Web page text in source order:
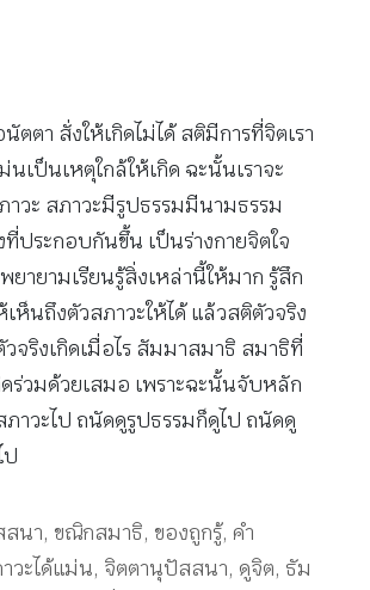
ตตา สั่งให้เกิดไม่ได้ สติมีการที่จิตเรา
นเป็นเหตุใกล้ให้เกิด ฉะนั้นเราจะ
วะ สภาวะมีรูปธรรมมีนามธรรม
ประกอบกันขึ้น เป็นร่างกายจิตใจ
พยายามเรียนรู้สิ่งเหล่านี้ให้มาก รู้สึก
เห็นถึงตัวสภาวะให้ได้ แล้วสติตัวจริง
วจริงเกิดเมื่อไร สัมมาสมาธิ สมาธิที่
ร่วมด้วยเสมอ เพราะฉะนั้นจับหลัก
าวะไป ถนัดดูรูปธรรมก็ดูไป ถนัดดู
ป
สนา, ขณิกสมาธิ, ของถูกรู้,คำ
วะได้แม่น, จิตตานุปัสสนา, ดูจิต, ธัม